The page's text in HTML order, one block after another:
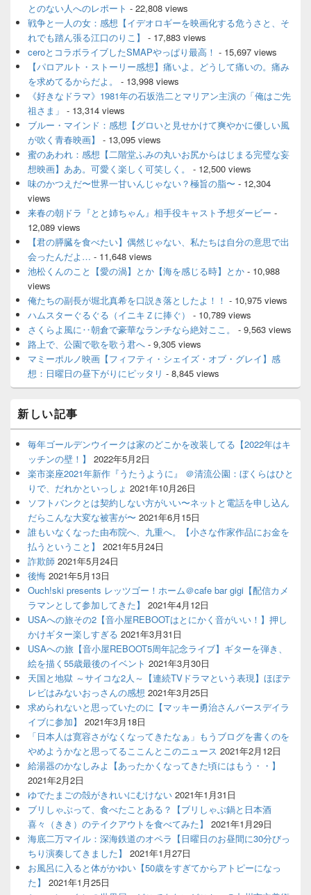
ア
とのない人へのレポート - 22,808 views
戦争と一人の女：感想【イデオロギーを映画化する危うさと、そ
れでも踏ん張る江口のりこ】
- 17,883 views
ceroとコラボライブしたSMAPやっぱり最高！ - 15,697 views
【パロアルト・ストーリー感想】痛いよ。どうして痛いの。痛み
を求めてるからだよ。
- 13,998 views
《好きなドラマ》1981年の石坂浩二とマリアン主演の「俺はご先
祖さま」 - 13,314 views
ブルー・マインド：感想【グロいと見せかけて爽やかに優しい風
が吹く青春映画】
- 13,095 views
蜜のあわれ：感想【二階堂ふみの丸いお尻からはじまる完璧な妄
想映画】ああ。可愛く楽しく可笑しく。
- 12,500 views
味のかつえだ〜世界一甘いんじゃない？極旨の脂〜 - 12,304
views
来春の朝ドラ『とと姉ちゃん』相手役キャスト予想ダービー -
12,089 views
【君の膵臓を食べたい】偶然じゃない、私たちは自分の意思で出
会ったんだよ… - 11,648 views
池松くんのこと【愛の渦】とか【海を感じる時】とか - 10,988
views
俺たちの副長が堀北真希を口説き落としたよ！！ - 10,975 views
ハムスターぐるぐる（イニキＺに捧ぐ）
- 10,789 views
さくらよ風に‥朝倉で豪華なランチなら絶対ここ。
- 9,563 views
路上で、公園で歌を歌う君へ - 9,305 views
マミーポルノ映画【フィフティ・シェイズ・オブ・グレイ】感
想：日曜日の昼下がりにピッタリ - 8,845 views
新しい記事
毎年ゴールデンウイークは家のどこかを改装してる【2022年はキ
ッチンの壁！】
2022年5月2日
楽市楽座2021年新作『うたうように』 ＠清流公園：ぼくらはひと
りで、だれかといっしょ 2021年10月26日
ソフトバンクとは契約しない方がいい〜ネットと電話を申し込ん
だらこんな大変な被害が〜 2021年6月15日
誰もいなくなった由布院へ、九重へ。【小さな作家作品にお金を
払うということ】
2021年5月24日
詐欺師 2021年5月24日
後悔 2021年5月13日
Ouch!ski presents レッツゴー！ホーム＠cafe bar gigi【配信カメ
ラマンとして参加してきた】
2021年4月12日
USAへの旅その2【音小屋REBOOTはとにかく音がいい！】押し
かけギター楽しすぎる 2021年3月31日
USAへの旅【音小屋REBOOT5周年記念ライブ】ギターを弾き、
絵を描く55歳最後のイベント 2021年3月30日
天国と地獄 ～サイコな2人～【連続TVドラマという表現】ほぼテ
レビはみないおっさんの感想 2021年3月25日
求められないと思っていたのに【マッキー勇治さんバースデイラ
イブに参加】
2021年3月18日
「日本人は寛容さがなくなってきたなぁ」もうブログを書くのを
やめようかなと思ってるここんとこのニュース 2021年2月12日
給湯器のかなしみよ【あったかくなってきた頃にはもう・・】
2021年2月2日
ゆでたまごの殻がきれいにむけない 2021年1月31日
ブリしゃぶって、食べたことある？【ブリしゃぶ鍋と日本酒
喜々（きき）のテイクアウトを食べてみた】
2021年1月29日
海底二万マイル：深海鉄道のオペラ【日曜日のお昼間に30分びっ
ちり演奏してきました】
2021年1月27日
お風呂に入ると体がかゆい【50歳をすぎてからアトピーになっ
た】
2021年1月25日